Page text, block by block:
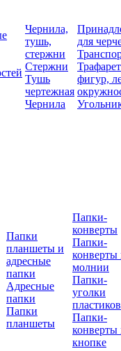
Чернила,
тушь,
стержни
Стержни
Тушь
чертежная
Чернила
для
фигур,
Папки
планшеты и
адресные
папки
Адресные
папки
Папки
планшеты
Папки-
конверты
Папки-
конверты
молнии
Папки-
уголки
Папки-
конверты
кнопке